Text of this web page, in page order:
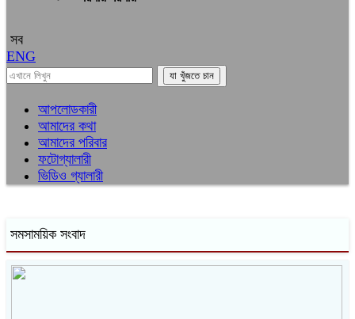
সব
ENG
আপলোডকারী
আমাদের কথা
আমাদের পরিবার
ফটোগ্যালারী
ভিডিও গ্যালারী
সমসাময়িক সংবাদ